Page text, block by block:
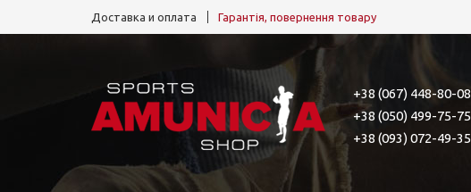
Доставка и оплата Гарантія, повернення товару
+38 (067) 448-80-08
+38 (050) 499-75-75
+38 (093) 072-49-35